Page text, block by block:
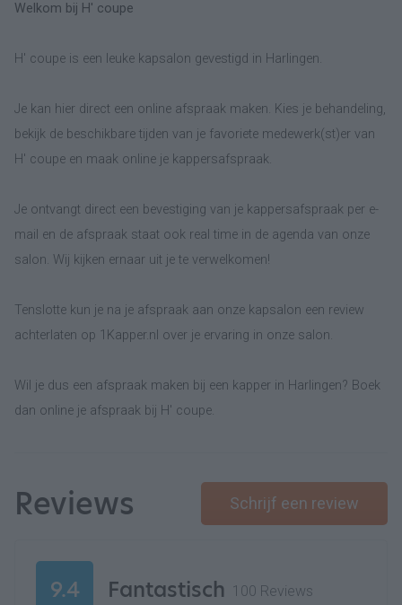
Welkom bij H' coupe
H' coupe is een leuke kapsalon gevestigd in Harlingen.
Je kan hier direct een online afspraak maken. Kies je behandeling,
bekijk de beschikbare tijden van je favoriete medewerk(st)er van
H' coupe en maak online je kappersafspraak.
Je ontvangt direct een bevestiging van je kappersafspraak per e-
mail en de afspraak staat ook real time in de agenda van onze
salon. Wij kijken ernaar uit je te verwelkomen!
Tenslotte kun je na je afspraak aan onze kapsalon een review
achterlaten op 1Kapper.nl over je ervaring in onze salon.
Wil je dus een afspraak maken bij een kapper in Harlingen? Boek
dan online je afspraak bij H' coupe.
Reviews Schrijf een review
9.4 Fantastisch 100 Reviews